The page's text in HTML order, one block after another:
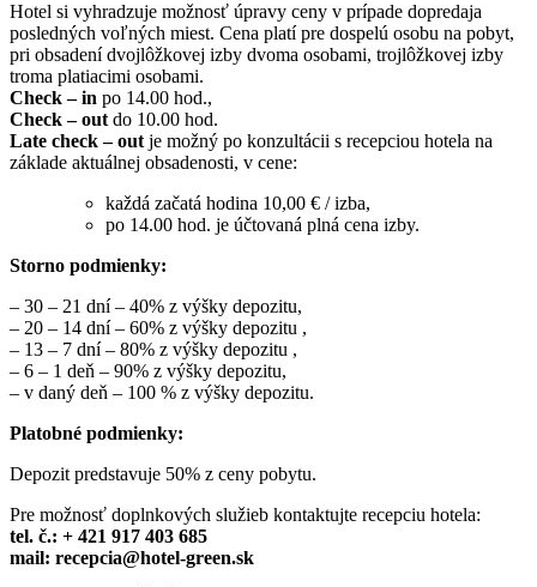
Hotel si vyhradzuje možnosť úpravy ceny v prípade dopredaja
posledných voľných miest. Cena platí pre dospelú osobu na pobyt,
pri obsadení dvojlôžkovej izby dvoma osobami, trojlôžkovej izby
troma platiacimi osobami.
Check – in po 14.00 hod.,
Check – out do 10.00 hod.
Late check – out je možný po konzultácii s recepciou hotela na
základe aktuálnej obsadenosti, v cene:
každá začatá hodina 10,00 € / izba,
po 14.00 hod. je účtovaná plná cena izby.
Storno podmienky:
– 30 – 21 dní – 40% z výšky depozitu,
– 20 – 14 dní – 60% z výšky depozitu ,
– 13 – 7 dní – 80% z výšky depozitu ,
– 6 – 1 deň – 90% z výšky depozitu,
– v daný deň – 100 % z výšky depozitu.
Platobné podmienky:
Depozit predstavuje 50% z ceny pobytu.
Pre možnosť doplnkových služieb kontaktujte recepciu hotela:
tel. č.: + 421 917 403 685
mail: recepcia@hotel-green.sk